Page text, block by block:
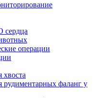
операции
хвоста
рудиментарных фаланг у